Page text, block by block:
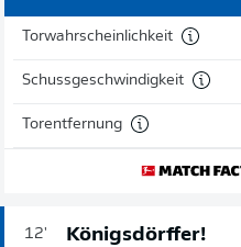
Torwahrscheinlichkeit
Schussgeschwindigkeit
Torentfernung
12' Königsdörffer!